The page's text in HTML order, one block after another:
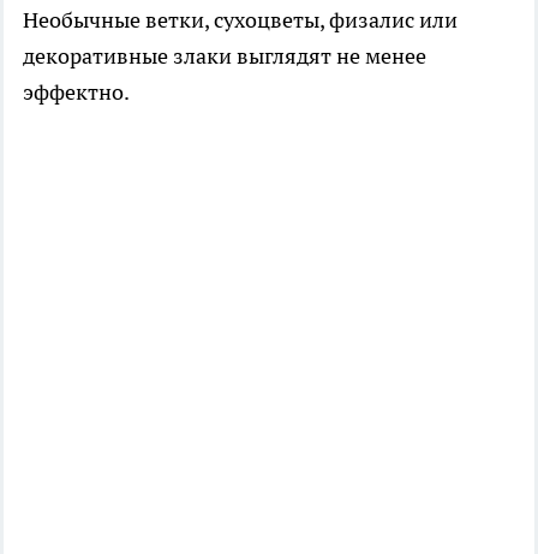
Необычные ветки, сухоцветы, физалис или
декоративные злаки выглядят не менее
эффектно.